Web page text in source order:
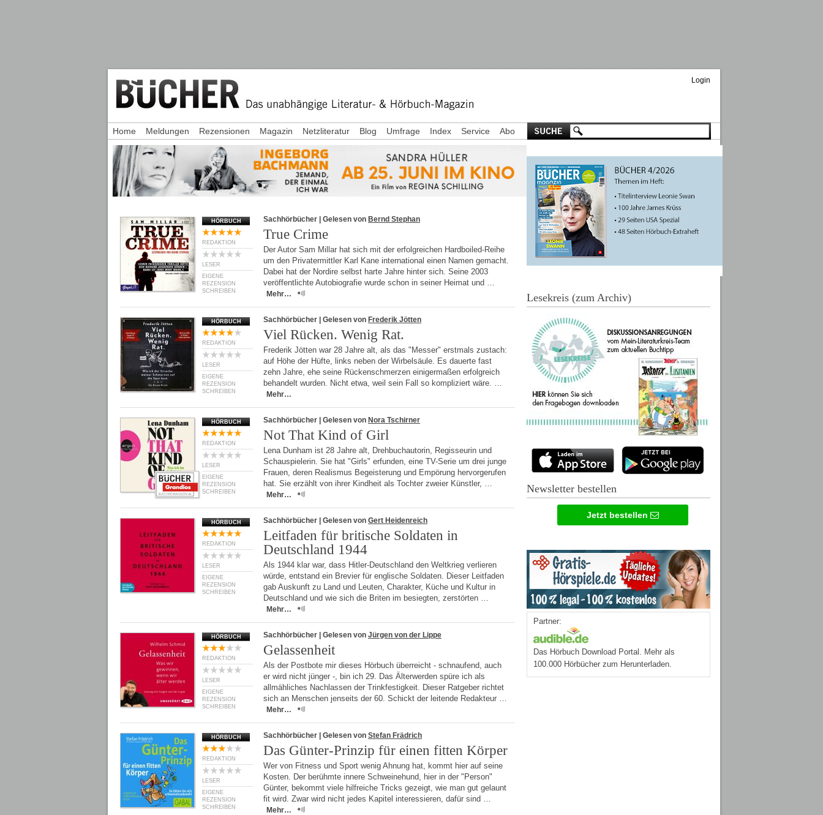
Login
HÖRBUCH
REDAKTION
LESER
EIGENE
REZENSION
SCHREIBEN
Sachhörbücher | Gelesen von Bernd Stephan
True Crime
Der Autor Sam Millar hat sich mit der erfolgreichen Hardboiled-Reihe
um den Privatermittler Karl Kane international einen Namen gemacht.
Dabei hat der Nordire selbst harte Jahre hinter sich. Seine 2003
veröffentlichte Autobiografie wurde schon in seiner Heimat und …
Mehr…
HÖRBUCH
REDAKTION
LESER
EIGENE
REZENSION
SCHREIBEN
Sachhörbücher | Gelesen von Frederik Jötten
Viel Rücken. Wenig Rat.
Frederik Jötten war 28 Jahre alt, als das "Messer" erstmals zustach:
auf Höhe der Hüfte, links neben der Wirbelsäule. Es dauerte fast
zehn Jahre, ehe seine Rückenschmerzen einigermaßen erfolgreich
behandelt wurden. Nicht etwa, weil sein Fall so kompliziert wäre. …
Mehr…
HÖRBUCH
REDAKTION
LESER
EIGENE
REZENSION
SCHREIBEN
Sachhörbücher | Gelesen von Nora Tschirner
Not That Kind of Girl
Lena Dunham ist 28 Jahre alt, Drehbuchautorin, Regisseurin und
Schauspielerin. Sie hat "Girls" erfunden, eine TV-Serie um drei junge
Frauen, deren Realismus Begeisterung und Empörung hervorgerufen
hat. Sie erzählt von ihrer Kindheit als Tochter zweier Künstler, …
Mehr…
HÖRBUCH
REDAKTION
LESER
EIGENE
REZENSION
SCHREIBEN
Sachhörbücher | Gelesen von Gert Heidenreich
Leitfaden für britische Soldaten in
Deutschland 1944
Als 1944 klar war, dass Hitler-Deutschland den Weltkrieg verlieren
würde, entstand ein Brevier für englische Soldaten. Dieser Leitfaden
gab Auskunft zu Land und Leuten, Charakter, Küche und Kultur in
Deutschland und wie sich die Briten im besiegten, zerstörten …
Mehr…
HÖRBUCH
REDAKTION
LESER
EIGENE
REZENSION
SCHREIBEN
Sachhörbücher | Gelesen von Jürgen von der Lippe
Gelassenheit
Als der Postbote mir dieses Hörbuch überreicht - schnaufend, auch
er wird nicht jünger -, bin ich 29. Das Älterwerden spüre ich als
allmähliches Nachlassen der Trinkfestigkeit. Dieser Ratgeber richtet
sich an Menschen jenseits der 60. Schickt der leitende Redakteur …
Mehr…
HÖRBUCH
REDAKTION
LESER
EIGENE
REZENSION
SCHREIBEN
Sachhörbücher | Gelesen von Stefan Frädrich
Das Günter-Prinzip für einen fitten Körper
Wer von Fitness und Sport wenig Ahnung hat, kommt hier auf seine
Kosten. Der berühmte innere Schweinehund, hier in der "Person"
Günter, bekommt viele hilfreiche Tricks gezeigt, wie man gut gelaunt
fit wird. Zwar wird nicht jedes Kapitel interessieren, dafür sind …
Mehr…
Home Meldungen Rezensionen Magazin Netzliteratur Blog Umfrage Index Service Abo
Lesekreis (zum Archiv)
Newsletter bestellen
Jetzt bestellen
Partner:
Das Hörbuch Download Portal. Mehr als
100.000 Hörbücher zum Herunterladen.